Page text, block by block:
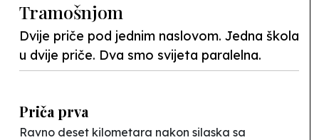
Tramošnjom
Dvije priče pod jednim naslovom. Jedna škola
u dvije priče. Dva smo svijeta paralelna.
Priča prva
Ravno deset kilometara nakon silaska sa